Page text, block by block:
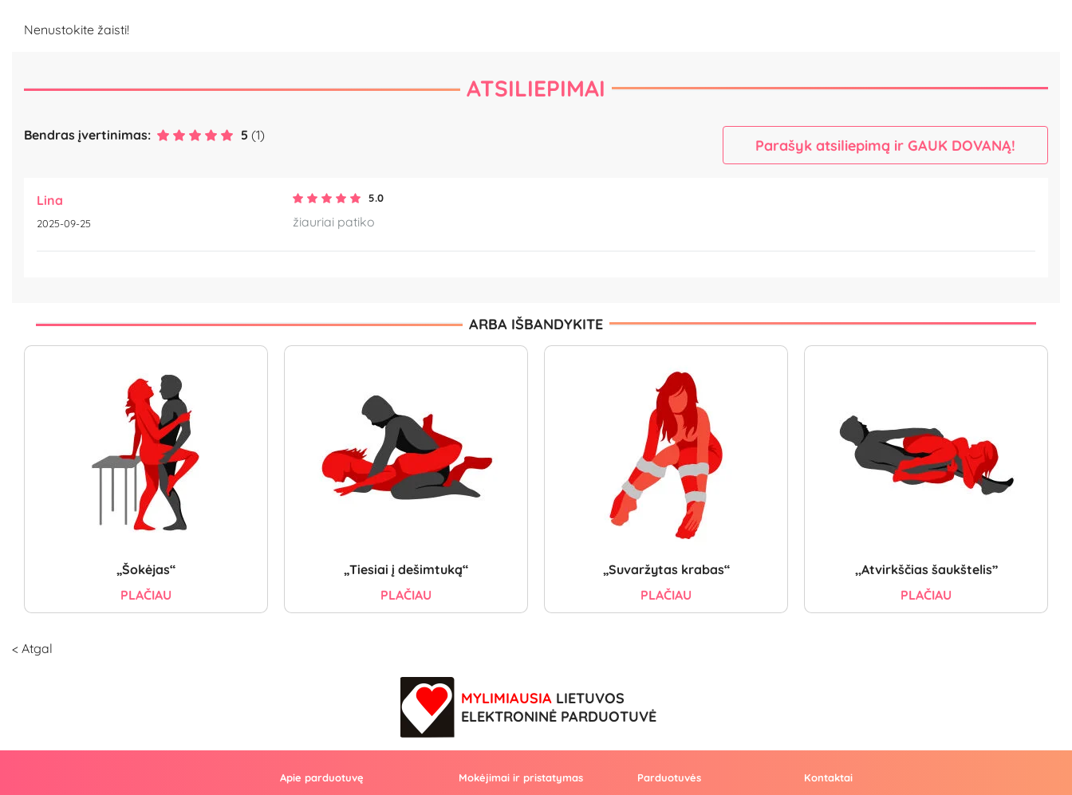
Nenustokite žaisti!
ATSILIEPIMAI
Bendras įvertinimas: 5 (1)
Parašyk atsiliepimą ir GAUK DOVANĄ!
Lina
2025-09-25
5.0
žiauriai patiko
ARBA IŠBANDYKITE
„Šokėjas“
PLAČIAU
„Tiesiai į dešimtuką“
PLAČIAU
„Suvaržytas krabas“
PLAČIAU
,,Atvirkščias šaukštelis”
PLAČIAU
< Atgal
MYLIMIAUSIA LIETUVOS
ELEKTRONINĖ PARDUOTUVĖ
Apie parduotuvę Mokėjimai ir pristatymas Parduotuvės Kontaktai